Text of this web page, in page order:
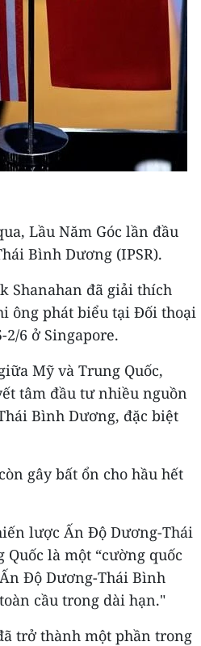
Lầu Năm Góc lần đầu
Bình Dương (IPSR).
Shanahan đã giải thích
ông phát biểu tại Đối thoại
6 ở Singapore.
Mỹ và Trung Quốc,
tâm đầu tư nhiều nguồn
Bình Dương, đặc biệt
gây bất ổn cho hầu hết
lược Ấn Độ Dương-Thái
là một “cường quốc
Độ Dương-Thái Bình
cầu trong dài hạn."
trở thành một phần trong